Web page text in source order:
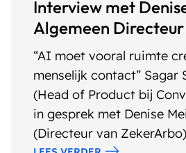
Interview met
Algemeen Directeur
“AI moet vooral ruimte
menselijk contact” Sagar
(Head of Product bij
in gesprek met Denise
(Directeur van